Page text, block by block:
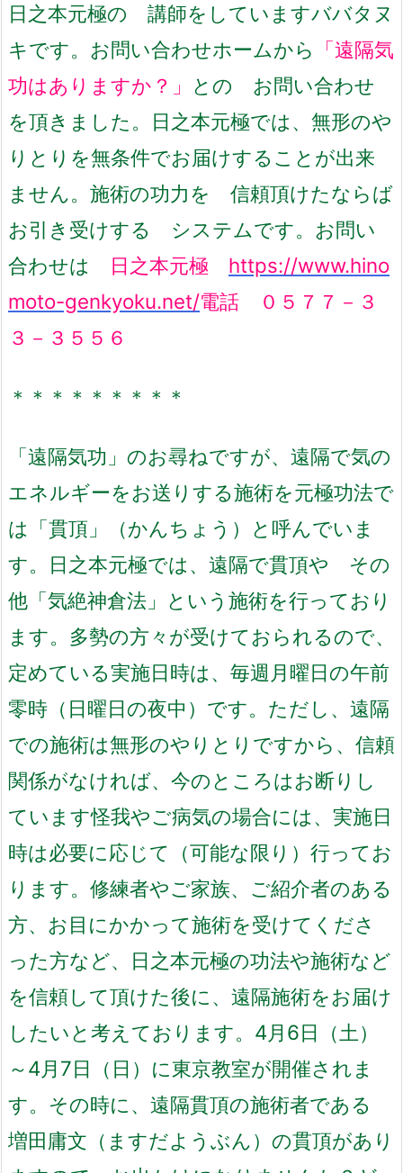
日之本元極の 講師をしていますババタヌ
キです。 お問い合わせホームから
「遠隔気
功はありますか？」 との お問い合わせ
を頂きました。
日之本元極では、無形のや
りとりを無条件でお届けすることが出来
ません。 施術の功力を 信頼頂けたならば
お引き受けする システムです。 お問い
合わせは
日之本元極 https://www.hino
moto-genkyoku.net/電話 ０５７７－３
３－３５５６
＊＊＊＊＊＊＊＊＊
「遠隔気功」のお尋ねですが、 遠隔で気の
エネルギーをお送りする施術を元極功法で
は「貫頂」（かんちょう）と呼んでいま
す。
日之本元極では、 遠隔で貫頂や その
他「気絶神倉法」 という施術を行っており
ます。 多勢の方々が受けておられるので、
定めている実施日時は、 毎週月曜日の午前
零時（日曜日の夜中） です。 ただし、遠隔
での施術は無形のやりとりですから、 信頼
関係がなければ、今のところはお断りし
ています怪我やご病気の場合には、 実施日
時は必要に応じて（可能な限り） 行ってお
ります。 修練者やご家族、ご紹介者のある
方、 お目にかかって施術を受けてくださ
った方など、
日之本元極の功法や施術など
を信頼して頂けた後に、 遠隔施術をお届け
したいと考えております。 4月6日（土）
～4月7日（日）に東京教室が開催されま
す。 その時に、遠隔貫頂の施術者である
増田庸文（ますだようぶん）の貫頂があり